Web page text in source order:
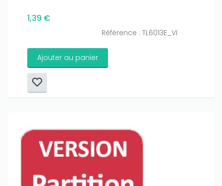
1,39 €
Référence : TL6013E_VI
Ajouter au panier